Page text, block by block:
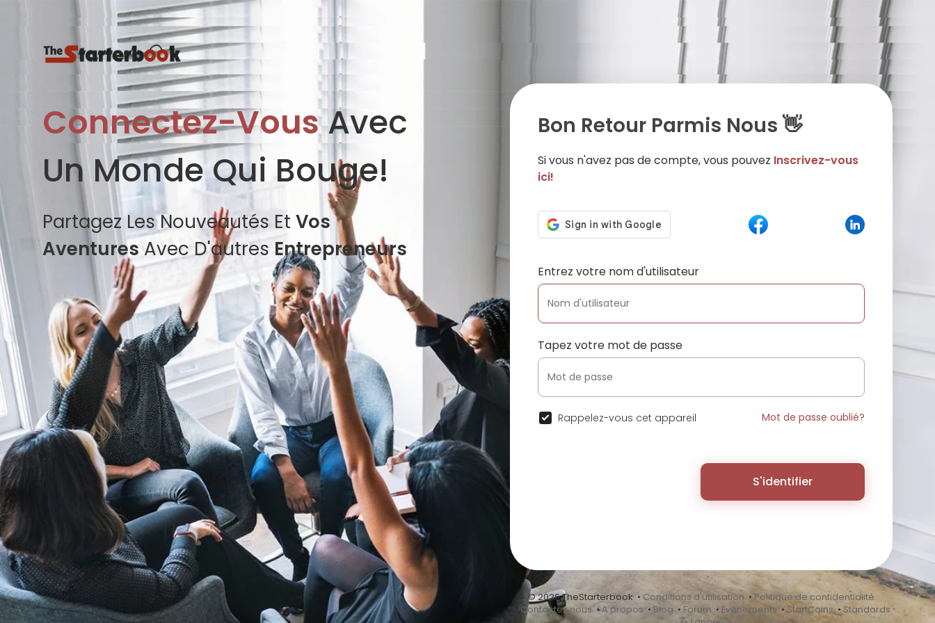
Connectez-VousAvec
Un Monde Qui Bouge!
Partagez Les Nouveautés Et Vos
Aventures Avec D'autres Entrepreneurs
Bon Retour Parmis Nous 👋
Si vous n'avez pas de compte, vous pouvez Inscrivez-vous
ici!
Entrez votre nom d'utilisateur
Tapez votre mot de passe
Rappelez-vous cet appareil Mot de passe oublié?
S'identifier
© 2026 TheStarterbook • Conditions d'utilisation • Politique de confidentialité
•Contactez nous•A propos•Blog • Forum • Événements • StartCoins•Standards